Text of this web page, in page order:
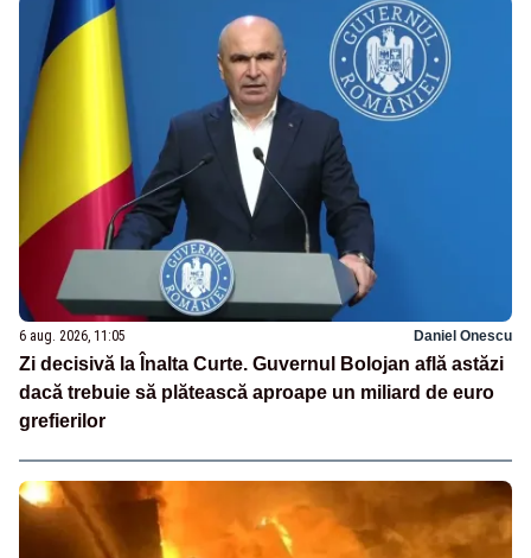
6 aug. 2026, 11:05 Daniel Onescu
Zi decisivă la Înalta Curte. Guvernul Bolojan află astăzi
dacă trebuie să plătească aproape un miliard de euro
grefierilor